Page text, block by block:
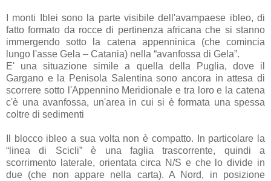
I monti Iblei sono la parte visibile dell'avampaese ibleo, di
fatto formato da rocce di pertinenza africana che si stanno
immergendo sotto la catena appenninica (che comincia
lungo l'asse Gela – Catania) nella “avanfossa di Gela”.
E' una situazione simile a quella della Puglia, dove il
Gargano e la Penisola Salentina sono ancora in attesa di
scorrere sotto l'Appennino Meridionale e tra loro e la catena
c'è una avanfossa, un'area in cui si è formata una spessa
coltre di sedimenti
Il blocco ibleo a sua volta non è compatto. In particolare la
“linea di Scicli” è una faglia trascorrente, quindi a
scorrimento laterale, orientata circa N/S e che lo divide in
due (che non appare nella carta). A Nord, in posizione